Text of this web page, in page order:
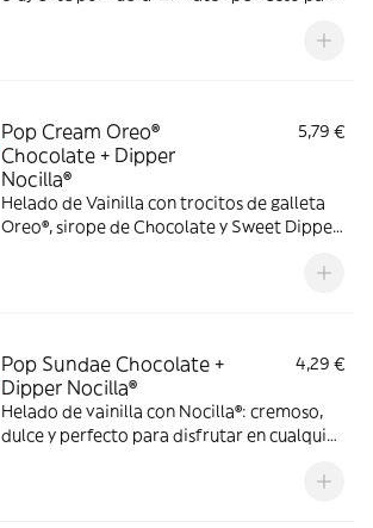
Pop Cream Oreo®
Chocolate + Dipper
Nocilla®
5,79 €
Helado de Vainilla con trocitos de galleta
Oreo®, sirope de Chocolate y Sweet Dipper
Pop Sundae Chocolate +
Dipper Nocilla®
4,29 €
Helado de vainilla con Nocilla®: cremoso,
dulce y perfecto para disfrutar en cualquier